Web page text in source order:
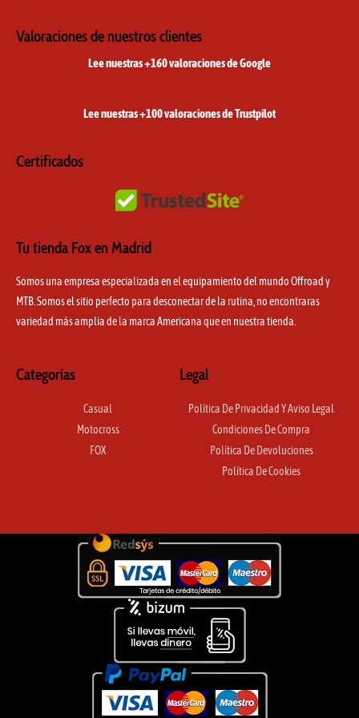
t
g
a
e
b
o
k
o
k
Valoraciones de nuestros clientes
Lee nuestras +160 valoraciones de Google
Lee nuestras +100 valoraciones de Trustpilot
Certificados
Tu tienda Fox en Madrid
Somos una empresa especializada en el equipamiento del mundo Offroad y
MTB. Somos el sitio perfecto para desconectar de la rutina, no encontraras
variedad más amplia de la marca Americana que en nuestra tienda.
Categorías
Casual
Motocross
FOX
Legal
Política De Privacidad Y Aviso Legal
Condiciones De Compra
Política De Devoluciones
Política De Cookies